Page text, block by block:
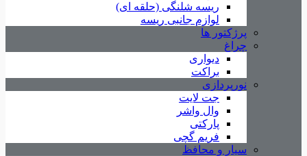
ریسه شلنگی (حلقه ای)
لوازم جانبی ریسه
پرژکتور ها
چراغ
دیواری
براکت
نورپردازی
جت لایت
وال واشر
پارکتی
فریم گچی
سیار و محافظ